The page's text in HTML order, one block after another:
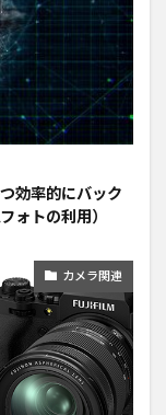
効率的にバック
ォトの利用）
カメラ関連